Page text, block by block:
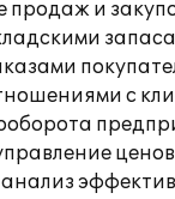
продаж и
с